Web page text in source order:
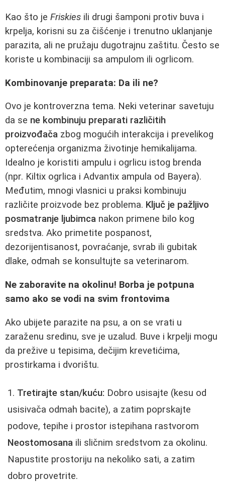
Kao što je Friskies ili drugi šamponi protiv buva i
krpelja, korisni su za čišćenje i trenutno uklanjanje
parazita, ali ne pružaju dugotrajnu zaštitu. Često se
koriste u kombinaciji sa ampulom ili ogrlicom.
Kombinovanje preparata: Da ili ne?
Ovo je kontroverzna tema. Neki veterinar savetuju
da se ne kombinuju preparati različitih
proizvođača zbog mogućih interakcija i prevelikog
opterećenja organizma životinje hemikalijama.
Idealno je koristiti ampulu i ogrlicu istog brenda
(npr. Kiltix ogrlica i Advantix ampula od Bayera).
Međutim, mnogi vlasnici u praksi kombinuju
različite proizvode bez problema. Ključ je pažljivo
posmatranje ljubimca nakon primene bilo kog
sredstva. Ako primetite pospanost,
dezorijentisanost, povraćanje, svrab ili gubitak
dlake, odmah se konsultujte sa veterinarom.
Ne zaboravite na okolinu! Borba je potpuna
samo ako se vodi na svim frontovima
Ako ubijete parazite na psu, a on se vrati u
zaraženu sredinu, sve je uzalud. Buve i krpelji mogu
da prežive u tepisima, dečijim krevetićima,
prostirkama i dvorištu.
Tretirajte stan/kuću: Dobro usisajte (kesu od
usisivača odmah bacite), a zatim poprskajte
podove, tepihe i prostor istepihana rastvorom
Neostomosana ili sličnim sredstvom za okolinu.
Napustite prostoriju na nekoliko sati, a zatim
dobro provetrite.